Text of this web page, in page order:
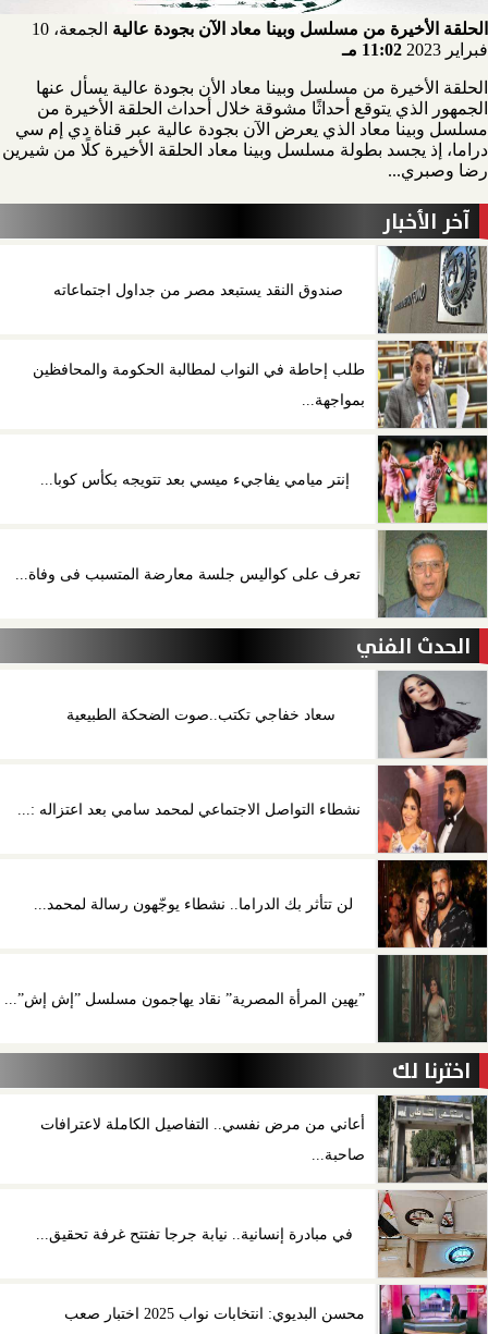
الحلقة الأخيرة من مسلسل وبينا معاد الآن بجودة عالية
الجمعة، 10
فبراير 2023
11:02 مـ
الحلقة الأخيرة من مسلسل وبينا معاد الأن بجودة عالية يسأل عنها
الجمهور الذي يتوقع أحداثًا مشوقة خلال أحداث الحلقة الأخيرة من
مسلسل وبينا معاد الذي يعرض الآن بجودة عالية عبر قناة دي إم سي
دراما، إذ يجسد بطولة مسلسل وبينا معاد الحلقة الأخيرة كلًا من شيرين
رضا وصبري...
آخر الأخبار
صندوق النقد يستبعد مصر من جداول اجتماعاته
طلب إحاطة في النواب لمطالبة الحكومة والمحافظين
بمواجهة...
إنتر ميامي يفاجيء ميسي بعد تتويجه بكأس كوبا...
تعرف على كواليس جلسة معارضة المتسبب فى وفاة...
الحدث الفني
سعاد خفاجي تكتب..صوت الضحكة الطبيعية
نشطاء التواصل الاجتماعي لمحمد سامي بعد اعتزاله :...
لن تتأثر بك الدراما.. نشطاء يوجّهون رسالة لمحمد...
”يهين المرأة المصرية” نقاد يهاجمون مسلسل ”إش إش”...
اخترنا لك
أعاني من مرض نفسي.. التفاصيل الكاملة لاعترافات
صاحبة...
في مبادرة إنسانية.. نيابة جرجا تفتتح غرفة تحقيق...
محسن البديوي: انتخابات نواب 2025 اختبار صعب